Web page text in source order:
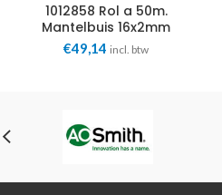
1012858 Rol a 50m.
Mantelbuis 16x2mm
NW20 rood Uponor
€49,14 incl. btw